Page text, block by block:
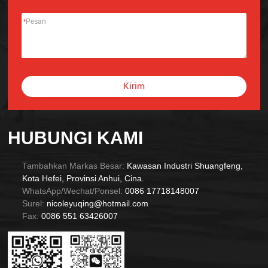
HUBUNGI KAMI
Tambahkan Markas Besar: Kawasan Industri Shuangfeng,
Kota Hefei, Provinsi Anhui, Cina.
WhatsApp/Wechat/Ponsel: 0086 17718148007
Surel: nicoleyuqing@hotmail.com
Fax: 0086 551 63426007
*
Kirim